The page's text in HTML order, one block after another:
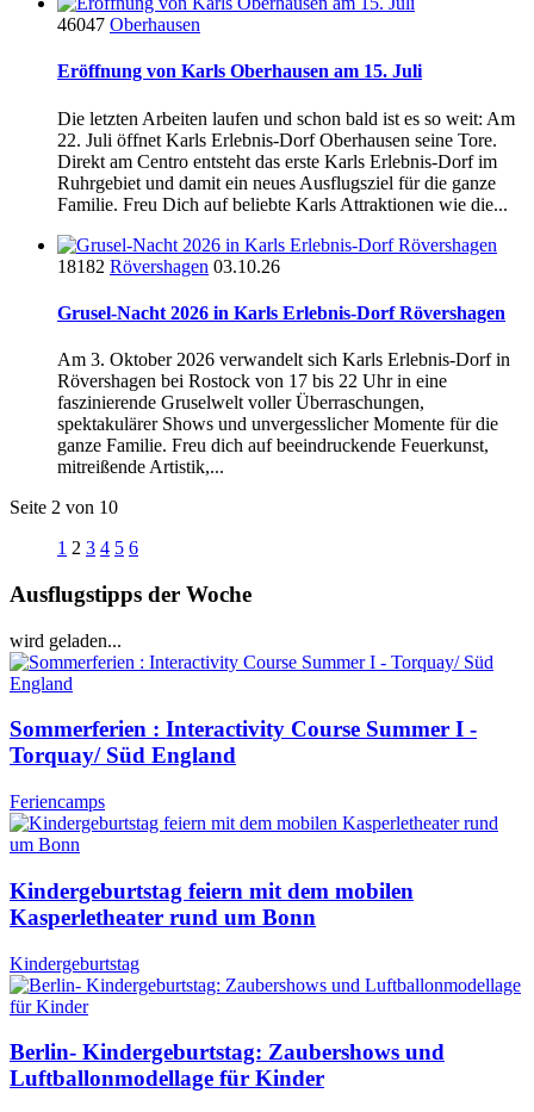
46047 Oberhausen
Eröffnung von Karls Oberhausen am 15. Juli
Die letzten Arbeiten laufen und schon bald ist es so weit: Am
22. Juli öffnet Karls Erlebnis-Dorf Oberhausen seine Tore.
Direkt am Centro entsteht das erste Karls Erlebnis-Dorf im
Ruhrgebiet und damit ein neues Ausflugsziel für die ganze
Familie. Freu Dich auf beliebte Karls Attraktionen wie die...
18182 Rövershagen 03.10.26
Grusel-Nacht 2026 in Karls Erlebnis-Dorf Rövershagen
Am 3. Oktober 2026 verwandelt sich Karls Erlebnis-Dorf in
Rövershagen bei Rostock von 17 bis 22 Uhr in eine
faszinierende Gruselwelt voller Überraschungen,
spektakulärer Shows und unvergesslicher Momente für die
ganze Familie. Freu dich auf beeindruckende Feuerkunst,
mitreißende Artistik,...
Seite 2 von 10
1 2 3 4 5 6
Ausflugstipps der Woche
wird geladen...
Sommerferien : Interactivity Course Summer I -
Torquay/ Süd England
Feriencamps
Kindergeburtstag feiern mit dem mobilen
Kasperletheater rund um Bonn
Kindergeburtstag
Berlin- Kindergeburtstag: Zaubershows und
Luftballonmodellage für Kinder